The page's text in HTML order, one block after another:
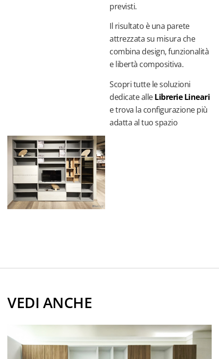
previsti.
Il risultato è una parete
attrezzata su misura che
combina design, funzionalità
e libertà compositiva.
Scopri tutte le soluzioni
dedicate alleLibrerie Lineari
e trova la configurazione più
adatta al tuo spazio
VEDI ANCHE